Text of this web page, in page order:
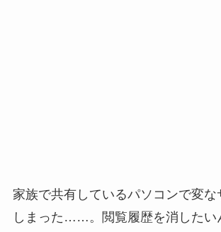
家族で共有しているパソコンで変な
しまった……。閲覧履歴を消したい